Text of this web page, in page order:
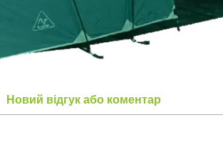
Новий відгук або коментар